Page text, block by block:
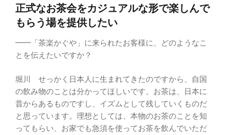
正式なお茶会をカジュアルな形で楽しんで
もらう場を提供したい
━━「茶楽かぐや」に来られたお客様に、どのようなこ
とを伝えたいですか？
堀川 せっかく日本人に生まれてきたのですから、自国
の飲み物のことは分かってほしいです。お茶は、日本に
昔からあるものですし、イズムとして残していくものだ
と思っています。理想としては、本物のお茶のことを知
ってもらい、お家でも急須を使ってお茶を飲んでいただ